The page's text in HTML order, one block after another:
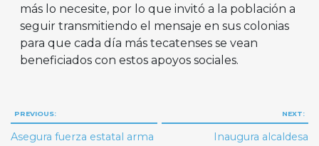
más lo necesite, por lo que invitó a la población a
seguir transmitiendo el mensaje en sus colonias
para que cada día más tecatenses se vean
beneficiados con estos apoyos sociales.
Navegación
de
PREVIOUS:
Asegura fuerza estatal arma
NEXT:
Inaugura alcaldesa